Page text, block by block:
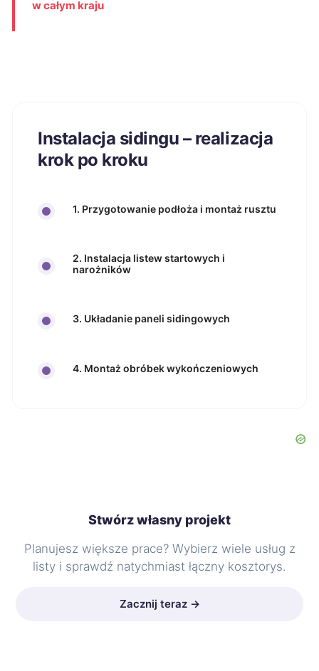
w całym kraju
Instalacja sidingu – realizacja
krok po kroku
1. Przygotowanie podłoża i montaż rusztu
2. Instalacja listew startowych i
narożników
3. Układanie paneli sidingowych
4. Montaż obróbek wykończeniowych
Stwórz własny projekt
Planujesz większe prace? Wybierz wiele usług z
listy i sprawdź natychmiast łączny kosztorys.
Zacznij teraz →